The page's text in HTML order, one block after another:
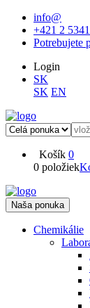
info@
+421 2
Potrebujete
Login
SK
SK EN
Košík 0
0 položiek
Naša ponuka
Chemikálie